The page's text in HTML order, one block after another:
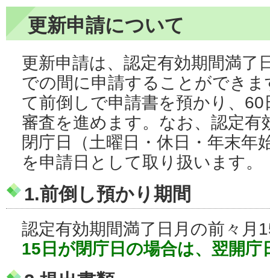
更新申請について
更新申請は、認定有効期間満了
での間に申請することができ
て前倒しで申請書を預かり、
審査を進めます。なお、認定有
閉庁日（土曜日・休日・年末年
を申請日として取り扱います。
1.前倒し預かり期間
認定有効期間満了日月の前々月
15日が閉庁日の場合は、翌開